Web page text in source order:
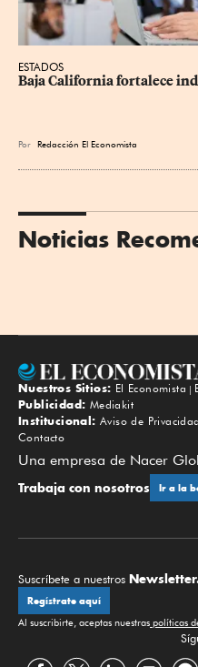
ESTADOS
Baja California fortalece
Por Redacción El Economista
Noticias
Nuestros Sitios: El Economista
Publicidad: Mediakit
Institucional: Aviso de Privacidad
Contacto
Una empresa de Nacer
Trabaja con nosotros Ir a la
Suscríbete a nuestros
Regístrate aquí
Al suscribirte, aceptas nuestras políticas